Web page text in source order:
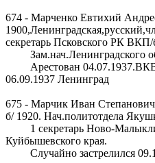
674 - Марченко Евтихий
секретарь Псковского РК ВКП/
Зам.нач.Ленинградского
Арестован
06.09.1937 Ленинград
675 - Марчик Иван
б/ 1920. Нач.политотдела
1 секретарь Ново-
Куйбышевского края.
Случайно застрелился